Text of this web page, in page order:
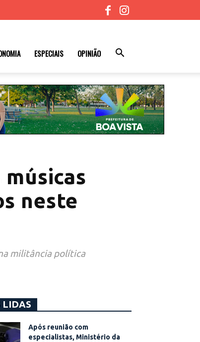
ESPECIAIS OPINIÃO
neste
militância política
LIDAS
Após reunião com
especialistas, Ministério da